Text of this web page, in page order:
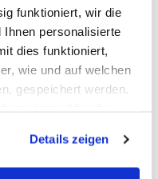
funktioniert, wir die
Ihnen personalisierte
dies funktioniert,
wie und auf welchen
gespeichert werden.
Webseite auf jeden
für Analyse- oder
Details zeigen
Umschlägen an den
Brust
und Freizeit